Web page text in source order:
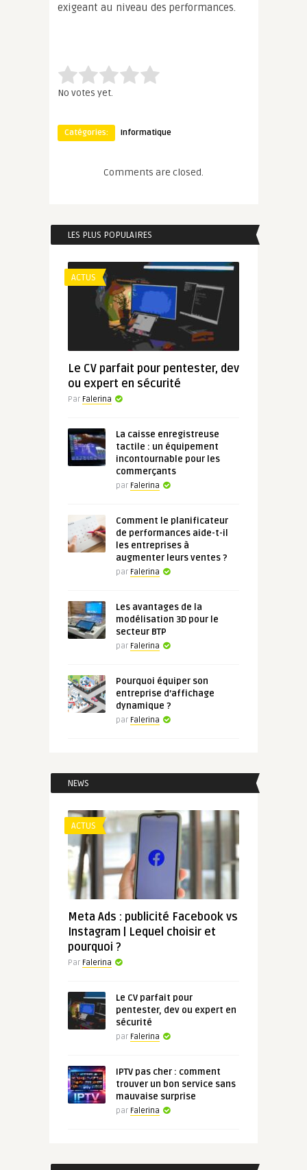
exigeant au niveau des performances.
Rate this item: Submit Rating
No votes yet.
Catégories: Informatique
Comments are closed.
LES PLUS POPULAIRES
ACTUS
Le CV parfait pour pentester, dev
ou expert en sécurité
Par Falerina
La caisse enregistreuse
tactile : un équipement
incontournable pour les
commerçants
par Falerina
Comment le planificateur
de performances aide-t-il
les entreprises à
augmenter leurs ventes ?
par Falerina
Les avantages de la
modélisation 3D pour le
secteur BTP
par Falerina
Pourquoi équiper son
entreprise d’affichage
dynamique ?
par Falerina
NEWS
ACTUS
Meta Ads : publicité Facebook vs
Instagram | Lequel choisir et
pourquoi ?
Par Falerina
Le CV parfait pour
pentester, dev ou expert en
sécurité
par Falerina
IPTV pas cher : comment
trouver un bon service sans
mauvaise surprise
par Falerina